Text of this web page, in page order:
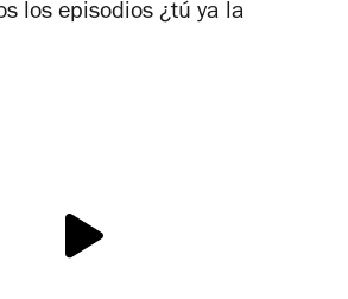
los episodios ¿tú ya la